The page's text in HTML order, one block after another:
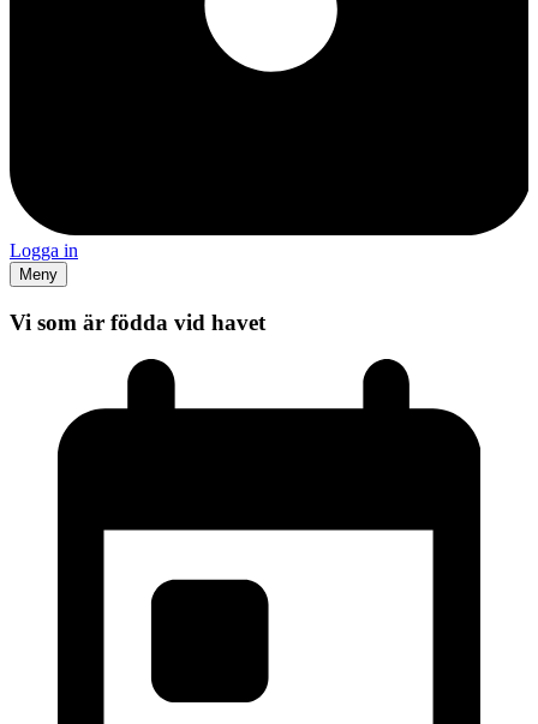
Logga in
Meny
Vi som är födda vid havet